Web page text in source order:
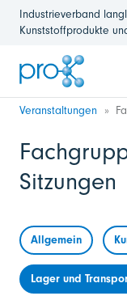
Industrieverband
Kunststoffprodukte
Veranstaltungen
Sitzungen
Allgemein
Lager und